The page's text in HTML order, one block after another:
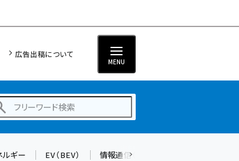
広告出稿について
MENU
ギー EV（BEV） 情報通信（ICT）